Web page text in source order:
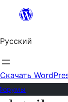
Перейти
содержимому
Русский
Скачать